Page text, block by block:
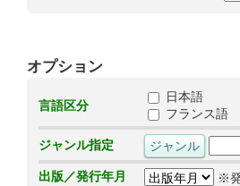
オプション
言語区分
日本語
フランス語
ジャンル指定
出版／発行年月
※